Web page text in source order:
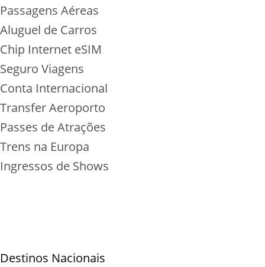
Passagens Aéreas
Aluguel de Carros
Chip Internet eSIM
Seguro Viagens
Conta Internacional
Transfer Aeroporto
Passes de Atrações
Trens na Europa
Ingressos de Shows
Destinos Nacionais